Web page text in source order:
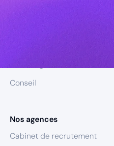
Conseil
Nos agences
Cabinet de recrutement